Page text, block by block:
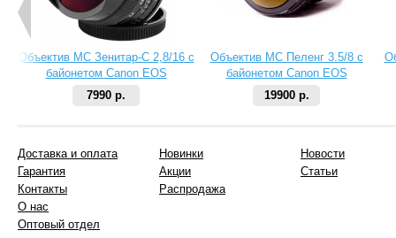
Объектив МС Зенитар-C 2,8/16 с
байонетом Canon EOS
7990 р.
Объектив МС Пеленг 3.5/8 с
байонетом Canon EOS
19900 р.
Доставка и оплата
Гарантия
Контакты
О нас
Оптовый отдел
Новинки
Акции
Распродажа
Новости
Статьи